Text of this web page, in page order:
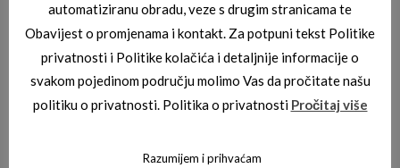
TVRDA FUTROLA ZA NAO_ALE-ROZA
automatiziranu obradu, veze s drugim stranicama te
Obavijest o promjenama i kontakt. Za potpuni tekst Politike
privatnosti i Politike kolačića i detaljnije informacije o
svakom pojedinom području molimo Vas da pročitate našu
politiku o privatnosti. Politika o privatnosti Pročitaj više
Razumijem i prihvaćam